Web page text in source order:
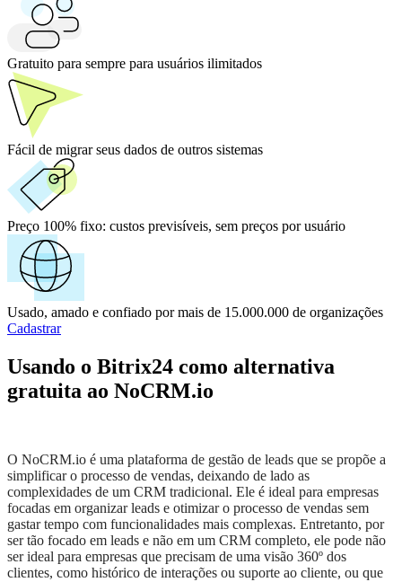
Gratuito para sempre para usuários ilimitados
Fácil de migrar seus dados de outros sistemas
Preço 100% fixo: custos previsíveis, sem preços por usuário
Usado, amado e confiado por mais de 15.000.000 de organizações
Cadastrar
Usando o Bitrix24 como alternativa
gratuita ao NoCRM.io
O NoCRM.io é uma plataforma de gestão de leads que se propõe a
simplificar o processo de vendas, deixando de lado as
complexidades de um CRM tradicional. Ele é ideal para empresas
focadas em organizar leads e otimizar o processo de vendas sem
gastar tempo com funcionalidades mais complexas. Entretanto, por
ser tão focado em leads e não em um CRM completo, ele pode não
ser ideal para empresas que precisam de uma visão 360º dos
clientes, como histórico de interações ou suporte ao cliente, ou que